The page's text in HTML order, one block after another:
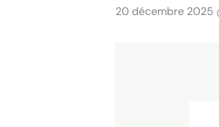
20 décembre 2025